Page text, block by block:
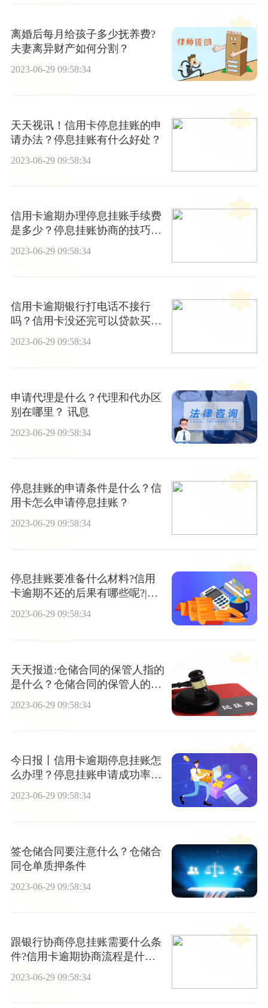
离婚后每月给孩子多少抚养费?
夫妻离异财产如何分割？
2023-06-29 09:58:34
天天视讯！信用卡停息挂账的申
请办法？停息挂账有什么好处？
2023-06-29 09:58:34
信用卡逾期办理停息挂账手续费
是多少？停息挂账协商的技巧是
2023-06-29 09:58:34
信用卡逾期银行打电话不接行
吗？信用卡没还完可以贷款买房
吗？ 当前动态
2023-06-29 09:58:34
申请代理是什么？代理和代办区
别在哪里？ 讯息
2023-06-29 09:58:34
停息挂账的申请条件是什么？信
用卡怎么申请停息挂账？
2023-06-29 09:58:34
停息挂账要准备什么材料?信用
卡逾期不还的后果有哪些呢?|观
焦点
2023-06-29 09:58:34
天天报道:仓储合同的保管人指的
是什么？仓储合同的保管人的合
2023-06-29 09:58:34
今日报丨信用卡逾期停息挂账怎
么办理？停息挂账申请成功率大
吗?
2023-06-29 09:58:34
签仓储合同要注意什么？仓储合
同仓单质押条件
2023-06-29 09:58:34
跟银行协商停息挂账需要什么条
件?信用卡逾期协商流程是什么?
2023-06-29 09:58:34